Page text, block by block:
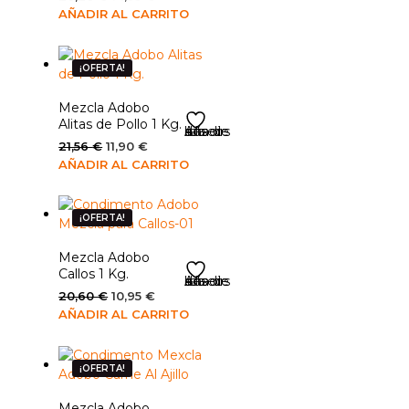
precio
era:
20,28 €.
precio
es:
14,95 €.
AÑADIR AL CARRITO
¡OFERTA!
Añadir a la lista de deseos
Mezcla Adobo
Alitas de Pollo 1 Kg.
21,56€ El
precio
era:
21,56 €.
11,90€El
precio
es:
AÑADIR AL CARRITO
¡OFERTA!
Añadir a la lista de deseos
Mezcla Adobo
Callos 1 Kg.
20,60€ El
precio
20,60 €.
10,95€El
precio
es:
10,95 €.
AÑADIR AL CARRITO
¡OFERTA!